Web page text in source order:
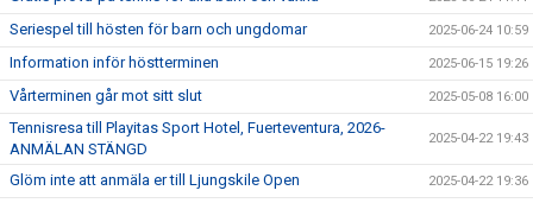
Seriespel till hösten för barn och ungdomar 2025-06-24 10:59
Information inför höstterminen 2025-06-15 19:26
Vårterminen går mot sitt slut 2025-05-08 16:00
Tennisresa till Playitas Sport Hotel, Fuerteventura, 2026-
ANMÄLAN STÄNGD
2025-04-22 19:43
Glöm inte att anmäla er till Ljungskile Open 2025-04-22 19:36